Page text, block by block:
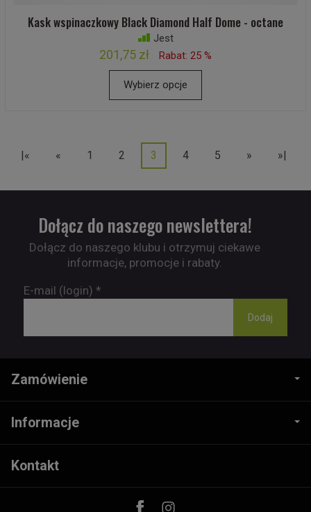
Kask wspinaczkowy Black Diamond Half Dome - octane
Jest
201,75 zł Rabat: 25 %
Wybierz opcje
|« « 1 2 3 4 5 » »|
Dołącz do naszego newslettera!
Dołącz do naszego klubu i otrzymuj ciekawe
informacje, promocje i rabaty.
E-mail (login) *
Zamówienie
Informacje
Kontakt